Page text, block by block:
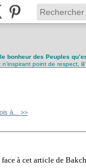
bonheur des Peuples
n’inspirant point de respect, il
à... >>
à cet article de